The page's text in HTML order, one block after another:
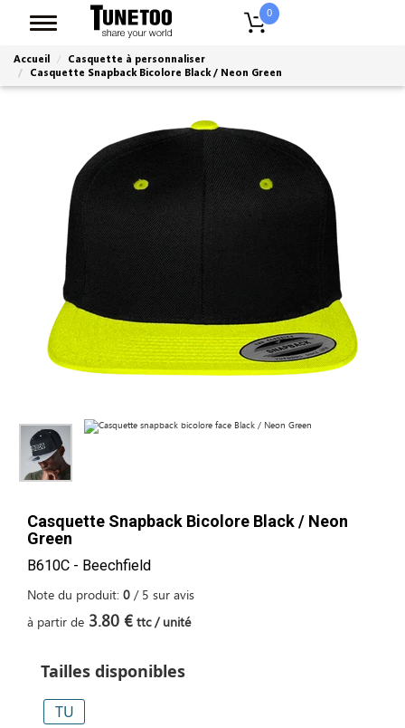
0
Accueil
Casquette à personnaliser
Casquette Snapback Bicolore Black / Neon Green
Casquette Snapback Bicolore Black / Neon
Green
B610C - Beechfield
Note du produit: 0 / 5 sur avis
à partir de 3.80 € ttc / unité
Tailles disponibles
TU